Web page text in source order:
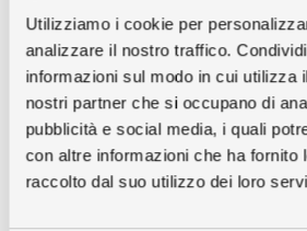
Utilizziamo i cookie per
analizzare il nostro traffico.
informazioni sul modo in cui utilizza
nostri partner che si occupano di
pubblicità e social media, i quali
con altre informazioni che ha fornito
raccolto dal suo utilizzo dei loro
Doppio Stesso
Materiale
Base Nera In
Acciaio